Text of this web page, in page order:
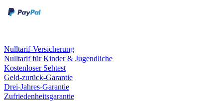
Nulltarif-Versicherung
Nulltarif für Kinder & Jugendliche
Kostenloser Sehtest
Geld-zurück-Garantie
Drei-Jahres-Garantie
Zufriedenheitsgarantie